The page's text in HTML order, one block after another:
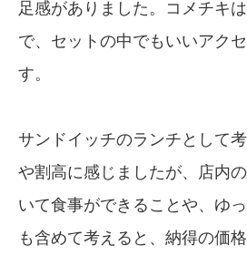
足感がありました。コメチキ
で、セットの中でもいいアク
す。
サンドイッチのランチとして
や割高に感じましたが、店内
いて食事ができることや、ゆ
も含めて考えると、納得の価格